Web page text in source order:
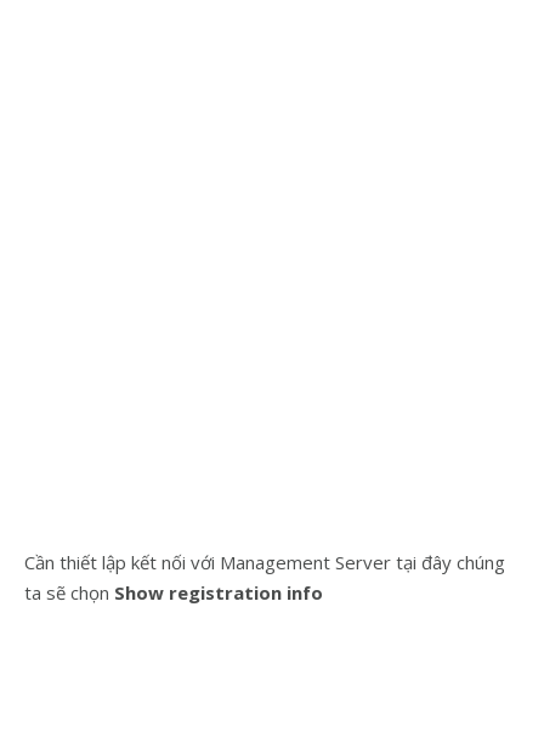
Cần thiết lập kết nối với Management Server tại đây chúng
ta sẽ chọn Show registration info